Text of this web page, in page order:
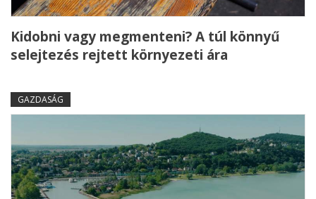
Kidobni vagy megmenteni? A túl könnyű
selejtezés rejtett környezeti ára
GAZDASÁG